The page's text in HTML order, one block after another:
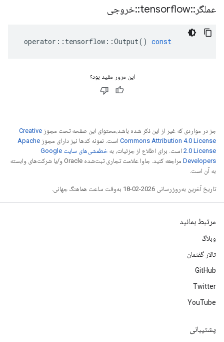
عملگر ::
tensorflow
::خروجی
operator :: tensorflow ::Output() const
این مرور مفید بود؟
جز در مواردی که غیر از این ذکر شده باشد،‌محتوای این صفحه تحت مجوز Creative
Commons Attribution 4.0 License است. نمونه کدها نیز دارای مجوز Apache
2.0 License است. برای اطلاع از جزئیات، به
خطمشی‌های سایت Google
Developers‏
مراجعه کنید. جاوا علامت تجاری ثبت‌شده Oracle و/یا شرکت‌های وابسته
به آن است.
تاریخ آخرین به‌روزرسانی 2026-02-18 به‌وقت ساعت هماهنگ جهانی.
مرتبط بمانید
وبلاگ
تالار گفتمان
GitHub
Twitter
YouTube
پشتیبانی